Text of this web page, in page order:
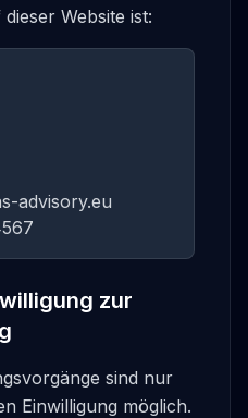
Website ist:
advisory.eu
zur
sind nur
Einwilligung möglich.